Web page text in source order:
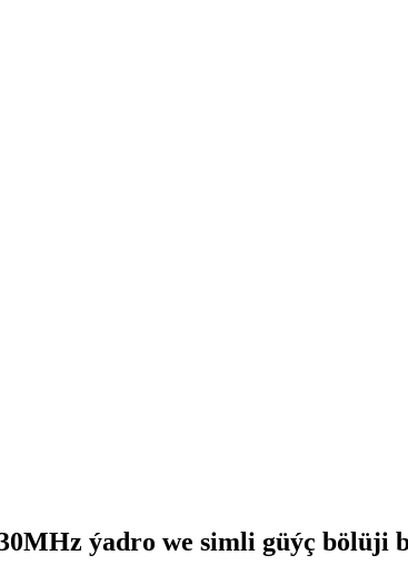
ýadro we simli güýç bölüji